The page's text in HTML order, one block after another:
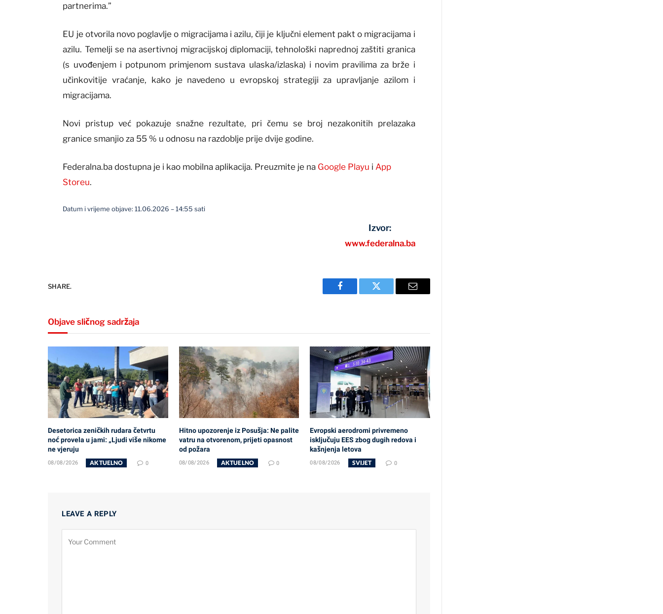
partnerima.”
EU je otvorila novo poglavlje o migracijama i azilu, čiji je ključni element pakt o migracijama i
azilu. Temelji se na asertivnoj migracijskoj diplomaciji, tehnološki naprednoj zaštiti granica
(s uvođenjem i potpunom primjenom sustava ulaska/izlaska) i novim pravilima za brže i
učinkovitije vraćanje, kako je navedeno u evropskoj strategiji za upravljanje azilom i
migracijama.
Novi pristup već pokazuje snažne rezultate, pri čemu se broj nezakonitih prelazaka
granice smanjio za 55 % u odnosu na razdoblje prije dvije godine.
Federalna.ba dostupna je i kao mobilna aplikacija. Preuzmite je na Google Playu iApp
Storeu.
Datum i vrijeme objave: 11.06.2026 – 14:55 sati
Izvor:
www.federalna.ba
SHARE.
Facebook Twitter Email
Objave sličnog sadržaja
Desetorica zeničkih rudara četvrtu
noć provela u jami: „Ljudi više nikome
ne vjeruju
08/08/2026 AKTUELNO 0
Hitno upozorenje iz Posušja: Ne palite
vatru na otvorenom, prijeti opasnost
od požara
08/08/2026 AKTUELNO 0
Evropski aerodromi privremeno
isključuju EES zbog dugih redova i
kašnjenja letova
08/08/2026 SVIJET 0
LEAVE A REPLY